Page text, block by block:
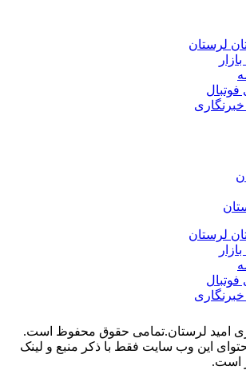
لرستان
لرستان
این وب سایت فقط با ذکر منبع و لینک
است.